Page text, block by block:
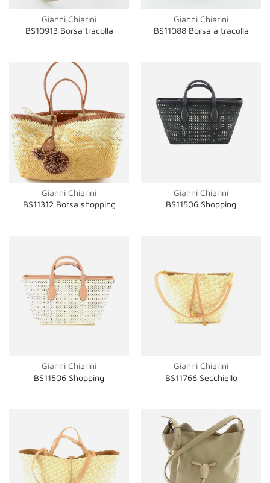
Gianni Chiarini
BS10913 Borsa tracolla
Gianni Chiarini
BS11088 Borsa a tracolla
Gianni Chiarini
BS11312 Borsa shopping
Gianni Chiarini
BS11506 Shopping
Gianni Chiarini
BS11506 Shopping
Gianni Chiarini
BS11766 Secchiello